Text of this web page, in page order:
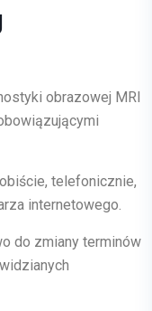
obrazowej MRI
telefonicznie,
internetowego.
do zmiany terminów